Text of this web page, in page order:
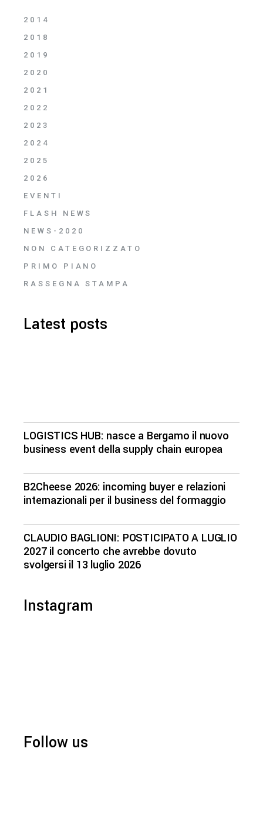
2014
2018
2019
2020
2021
2022
2023
2024
2025
2026
EVENTI
FLASH NEWS
NEWS-2020
NON CATEGORIZZATO
PRIMO PIANO
RASSEGNA STAMPA
Latest posts
LOGISTICS HUB: nasce a Bergamo il nuovo
business event della supply chain europea
B2Cheese 2026: incoming buyer e relazioni
internazionali per il business del formaggio
CLAUDIO BAGLIONI: POSTICIPATO A LUGLIO
2027 il concerto che avrebbe dovuto
svolgersi il 13 luglio 2026
Instagram
Follow us